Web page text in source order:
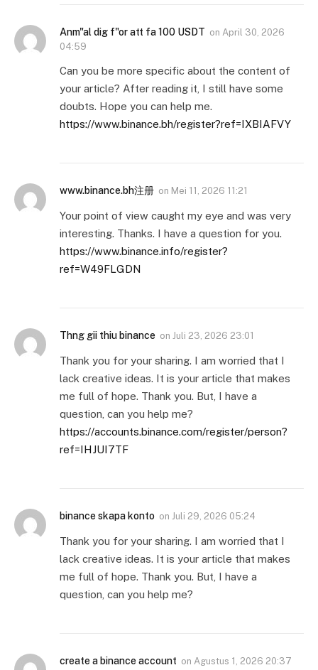
Anm"al dig f"or att fa 100 USDT on April 30, 2026
04:59
Can you be more specific about the content of
your article? After reading it, I still have some
doubts. Hope you can help me.
https://www.binance.bh/register?ref=IXBIAFVY
www.binance.bh注册 on Mei 11, 2026 11:21
Your point of view caught my eye and was very
interesting. Thanks. I have a question for you.
https://www.binance.info/register?
ref=W49FLGDN
Thng gii thiu binance on Juli 23, 2026 23:01
Thank you for your sharing. I am worried that I
lack creative ideas. It is your article that makes
me full of hope. Thank you. But, I have a
question, can you help me?
https://accounts.binance.com/register/person?
ref=IHJUI7TF
binance skapa konto on Juli 29, 2026 05:24
Thank you for your sharing. I am worried that I
lack creative ideas. It is your article that makes
me full of hope. Thank you. But, I have a
question, can you help me?
create a binance account on Agustus 1, 2026 20:37